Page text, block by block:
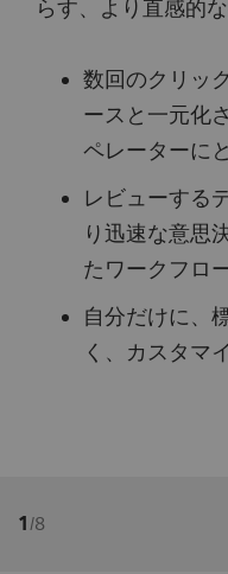
らす、より直感的
数回のクリッ
ースと一元化
ペレーターに
レビューする
り迅速な意思
たワークフロ
自分だけに、
く、カスタマ
1/8